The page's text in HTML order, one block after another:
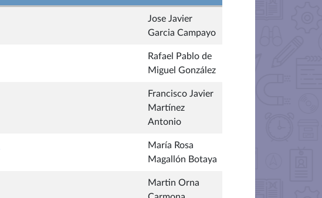
Jose Javier
Garcia Campayo
Rafael Pablo de
Miguel González
Francisco Javier
Martínez
Antonio
María Rosa
Magallón Botaya
Martin Orna